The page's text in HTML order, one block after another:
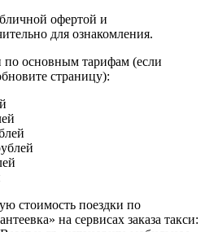
офертой и
для ознакомления.
по основным тарифам (если
страницу):
стоимость поездки по
на сервисах заказа такси: